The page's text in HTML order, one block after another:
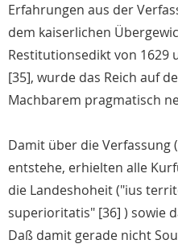
Erfahrungen aus der
dem kaiserlichen
Restitutionsedikt von 1629
[35], wurde das Reich auf
Machbarem pragmatisch
Damit über die
entstehe, erhielten alle
die Landeshoheit ("ius
superioritatis" [36] ) sowie
Daß damit gerade nicht